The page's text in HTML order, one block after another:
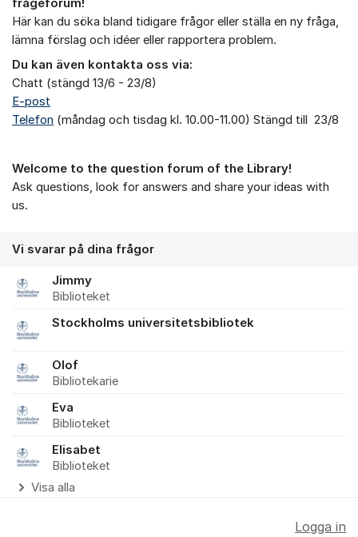
frågeforum!
Här kan du söka bland tidigare frågor eller ställa en ny fråga,
lämna förslag och idéer eller rapportera problem.
Du kan även kontakta oss via:
Chatt (stängd 13/6 - 23/8)
E-post
Telefon (måndag och tisdag kl. 10.00-11.00) Stängd till 23/8
Welcome to the question forum of the Library!
Ask questions, look for answers and share your ideas with
us.
Vi svarar på dina frågor
Jimmy
Biblioteket
Stockholms universitetsbibliotek
Olof
Bibliotekarie
Eva
Biblioteket
Elisabet
Biblioteket
Visa alla
Logga in